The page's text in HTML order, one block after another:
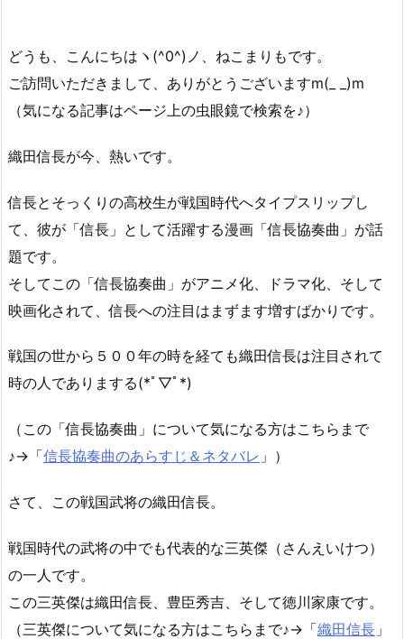
どうも、こんにちはヽ(^0^)ノ、ねこまりもです。
ご訪問いただきまして、ありがとうございますm(_ _)m
（気になる記事はページ上の虫眼鏡で検索を♪）
織田信長が今、熱いです。
信長とそっくりの高校生が戦国時代へタイプスリップし
て、彼が「信長」として活躍する漫画「信長協奏曲」が話
題です。
そしてこの「信長協奏曲」がアニメ化、ドラマ化、そして
映画化されて、信長への注目はまずます増すばかりです。
戦国の世から５００年の時を経ても織田信長は注目されて
時の人でありまする(*ﾟ▽ﾟ*)
（この「信長協奏曲」について気になる方はこちらまで
♪→「信長協奏曲のあらすじ＆ネタバレ 」）
さて、この戦国武将の織田信長。
戦国時代の武将の中でも代表的な三英傑（さんえいけつ）
の一人です。
この三英傑は織田信長、豊臣秀吉、そして徳川家康です。
（三英傑について気になる方はこちらまで♪→「織田信長 」